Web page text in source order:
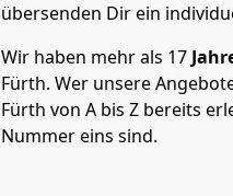
übersenden Dir ein
Wir haben mehr als 17
Fürth. Wer unsere
Fürth von A bis Z bereits
Nummer eins sind.